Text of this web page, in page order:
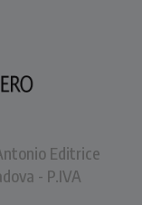
Editrice
- P.IVA